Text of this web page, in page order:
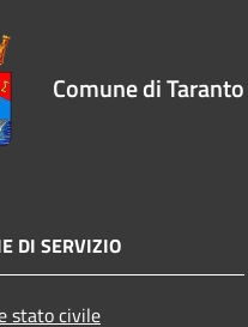
Comune di Taranto
DI SERVIZIO
stato civile